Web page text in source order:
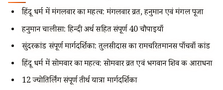
हिंदू धर्म में मंगलवार का महत्व: मंगलवार व्रत, हनुमान एवं मंगल पूजा
हनुमान चालीसा: हिन्दी अर्थ सहित संपूर्ण 40 चौपाइयाँ
सुंदरकांड संपूर्ण मार्गदर्शिका: तुलसीदास का रामचरितमानस पाँचवाँ कांड
हिंदू धर्म में सोमवार का महत्व: सोमवार व्रत एवं भगवान शिव की आराधना
12 ज्योतिर्लिंग संपूर्ण तीर्थ यात्रा मार्गदर्शिका